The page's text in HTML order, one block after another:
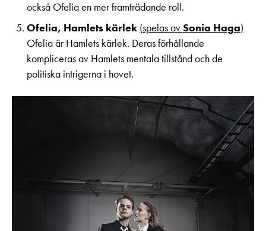
Press
Jobba hos oss
Nyhetsbrev
också Ofelia en mer framträdande roll.
Ofelia, Hamlets kärlek (spelas avSonia Haga)
Ofelia är Hamlets kärlek. Deras förhållande
kompliceras av Hamlets mentala tillstånd och de
politiska intrigerna i hovet.